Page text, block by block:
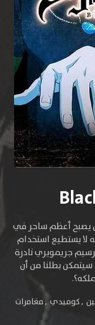
يصبح أعظم ساحر في
لا يستطيع استخدام
جريمويري نادرة
سيتمكن بطلنا من أن
,كوميدي ,مغامرات